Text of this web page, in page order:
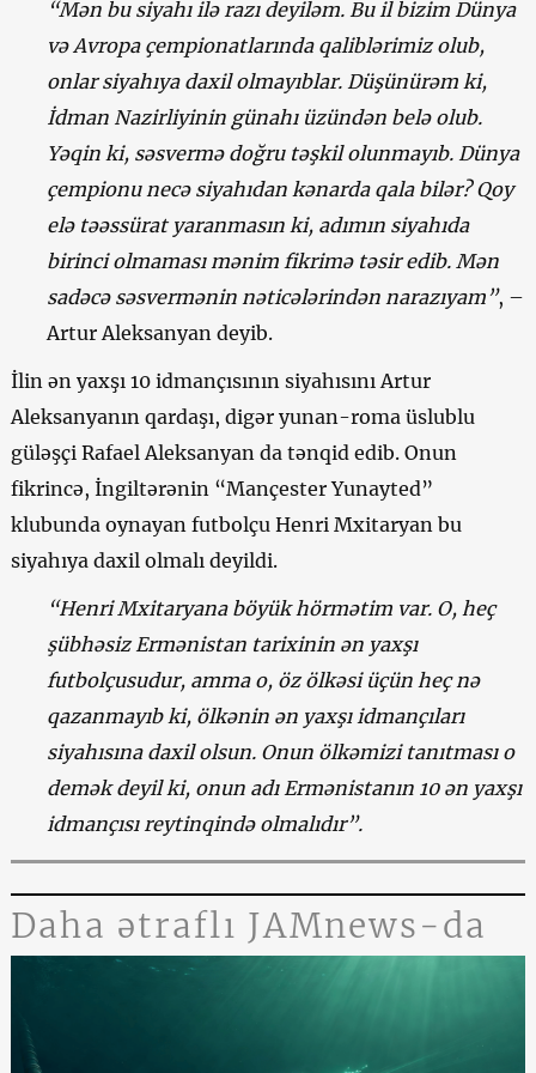
“Mən bu siyahı ilə razı deyiləm. Bu il bizim Dünya
və Avropa çempionatlarında qaliblərimiz olub,
onlar siyahıya daxil olmayıblar. Düşünürəm ki,
İdman Nazirliyinin günahı üzündən belə olub.
Yəqin ki, səsvermə doğru təşkil olunmayıb. Dünya
çempionu necə siyahıdan kənarda qala bilər? Qoy
elə təəssürat yaranmasın ki, adımın siyahıda
birinci olmaması mənim fikrimə təsir edib. Mən
sadəcə səsvermənin nəticələrindən narazıyam”, –
Artur Aleksanyan deyib.
İlin ən yaxşı 10 idmançısının siyahısını Artur
Aleksanyanın qardaşı, digər yunan-roma üslublu
güləşçi Rafael Aleksanyan da tənqid edib. Onun
fikrincə, İngiltərənin “Mançester Yunayted”
klubunda oynayan futbolçu Henri Mxitaryan bu
siyahıya daxil olmalı deyildi.
“Henri Mxitaryana böyük hörmətim var. O, heç
şübhəsiz Ermənistan tarixinin ən yaxşı
futbolçusudur, amma o, öz ölkəsi üçün heç nə
qazanmayıb ki, ölkənin ən yaxşı idmançıları
siyahısına daxil olsun. Onun ölkəmizi tanıtması o
demək deyil ki, onun adı Ermənistanın 10 ən yaxşı
idmançısı reytinqində olmalıdır”.
Daha ətraflı JAMnews-da